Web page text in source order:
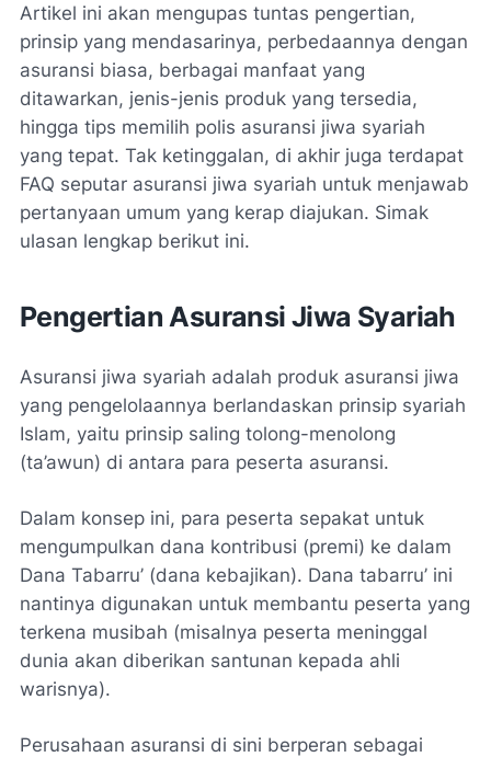
Artikel ini akan mengupas tuntas pengertian,
prinsip yang mendasarinya, perbedaannya dengan
asuransi biasa, berbagai manfaat yang
ditawarkan, jenis-jenis produk yang tersedia,
hingga tips memilih polis asuransi jiwa syariah
yang tepat. Tak ketinggalan, di akhir juga terdapat
FAQ seputar asuransi jiwa syariah untuk menjawab
pertanyaan umum yang kerap diajukan. Simak
ulasan lengkap berikut ini.
Pengertian Asuransi Jiwa Syariah
Asuransi jiwa syariah adalah produk asuransi jiwa
yang pengelolaannya berlandaskan prinsip syariah
Islam, yaitu prinsip saling tolong-menolong
(ta’awun) di antara para peserta asuransi.
Dalam konsep ini, para peserta sepakat untuk
mengumpulkan dana kontribusi (premi) ke dalam
Dana Tabarru’ (dana kebajikan). Dana tabarru’ ini
nantinya digunakan untuk membantu peserta yang
terkena musibah (misalnya peserta meninggal
dunia akan diberikan santunan kepada ahli
warisnya).
Perusahaan asuransi di sini berperan sebagai